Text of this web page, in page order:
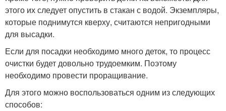
этого их следует опустить в стакан с водой. Экземпляры,
которые поднимутся кверху, считаются непригодными
для высадки.
Если для посадки необходимо много деток, то процесс
очистки будет довольно трудоемким. Поэтому
необходимо провести проращивание.
Для этого можно воспользоваться одним из следующих
способов: